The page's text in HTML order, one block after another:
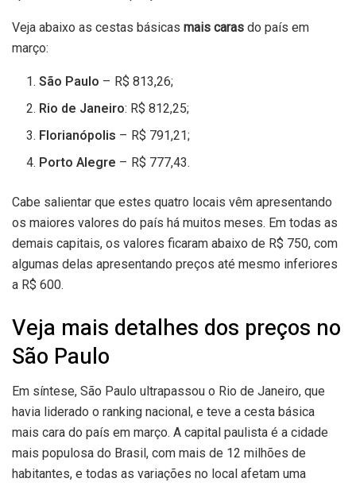
Veja abaixo as cestas básicas mais caras do país em
março:
São Paulo – R$ 813,26;
Rio de Janeiro: R$ 812,25;
Florianópolis – R$ 791,21;
Porto Alegre – R$ 777,43.
Cabe salientar que estes quatro locais vêm apresentando
os maiores valores do país há muitos meses. Em todas as
demais capitais, os valores ficaram abaixo de R$ 750, com
algumas delas apresentando preços até mesmo inferiores
a R$ 600.
Veja mais detalhes dos preços no
São Paulo
Em síntese, São Paulo ultrapassou o Rio de Janeiro, que
havia liderado o ranking nacional, e teve a cesta básica
mais cara do país em março. A capital paulista é a cidade
mais populosa do Brasil, com mais de 12 milhões de
habitantes, e todas as variações no local afetam uma